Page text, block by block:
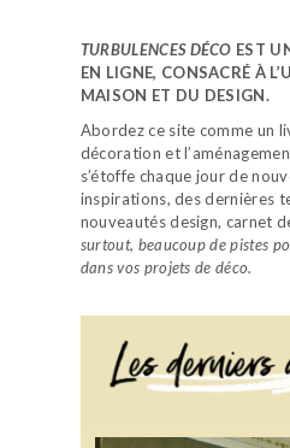
TURBULENCES DÉCO EST
EN LIGNE, CONSACRÉ À
MAISON ET DU DESIGN.
Abordez ce site comme un
décoration et
s’étoffe chaque jour de
inspirations, des dernières
nouveautés design, carnet
surtout, beaucoup de pistes
dans vos projets de déco.